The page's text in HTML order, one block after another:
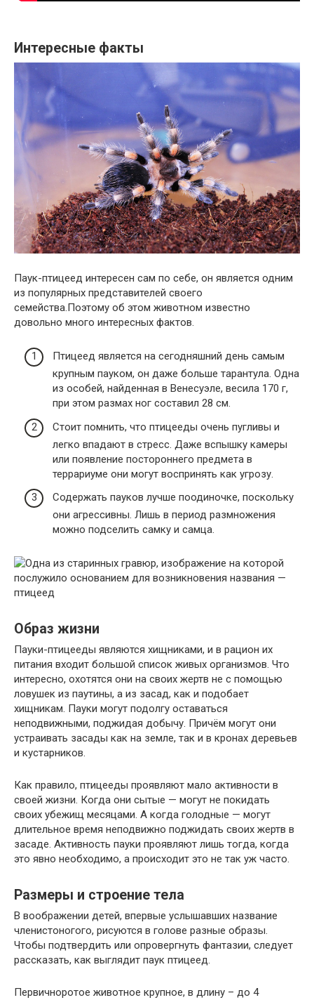
Интересные факты
Паук-птицеед интересен сам по себе, он является одним
из популярных представителей своего
семейства.Поэтому об этом животном известно
довольно много интересных фактов.
Птицеед является на сегодняшний день самым
крупным пауком, он даже больше тарантула. Одна
из особей, найденная в Венесуэле, весила 170 г,
при этом размах ног составил 28 см.
Стоит помнить, что птицееды очень пугливы и
легко впадают в стресс. Даже вспышку камеры
или появление постороннего предмета в
террариуме они могут воспринять как угрозу.
Содержать пауков лучше поодиночке, поскольку
они агрессивны. Лишь в период размножения
можно подселить самку и самца.
Образ жизни
Пауки-птицееды являются хищниками, и в рацион их
питания входит большой список живых организмов. Что
интересно, охотятся они на своих жертв не с помощью
ловушек из паутины, а из засад, как и подобает
хищникам. Пауки могут подолгу оставаться
неподвижными, поджидая добычу. Причём могут они
устраивать засады как на земле, так и в кронах деревьев
и кустарников.
Как правило, птицееды проявляют мало активности в
своей жизни. Когда они сытые — могут не покидать
своих убежищ месяцами. А когда голодные — могут
длительное время неподвижно поджидать своих жертв в
засаде. Активность пауки проявляют лишь тогда, когда
это явно необходимо, а происходит это не так уж часто.
Размеры и строение тела
В воображении детей, впервые услышавших название
членистоногого, рисуются в голове разные образы.
Чтобы подтвердить или опровергнуть фантазии, следует
рассказать, как выглядит паук птицеед.
Первичноротое животное крупное, в длину – до 4